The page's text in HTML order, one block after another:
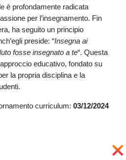
è profondamente radicata
per l’insegnamento. Fin
ha seguito un principio
preside: “Insegna ai
fosse insegnato a te“. Questa
educativo, fondato su
la propria disciplina e la
curriculum: 03/12/2024